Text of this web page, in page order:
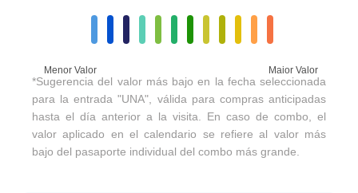
Menor Valor Maior Valor
*Sugerencia del valor más bajo en la fecha seleccionada
para la entrada "UNA", válida para compras anticipadas
hasta el día anterior a la visita. En caso de combo, el
valor aplicado en el calendario se refiere al valor más
bajo del pasaporte individual del combo más grande.